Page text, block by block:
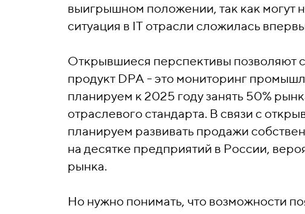
выигрышном положении, так как могут
ситуация в IT отрасли сложилась
Открывшиеся перспективы позволяют
продукт DPA - это мониторинг
планируем к 2025 году занять 50%
отраслевого стандарта. В связи с
планируем развивать продажи
на десятке предприятий в России,
рынка.
Но нужно понимать, что возможности